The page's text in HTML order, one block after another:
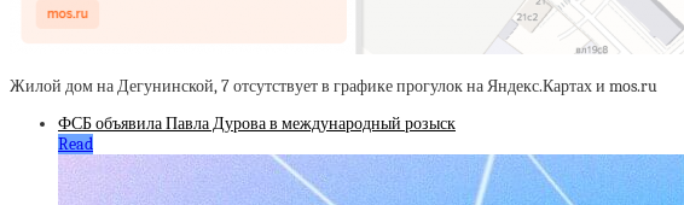
Жилой дом на Дегунинской, 7 отсутствует в графике прогулок на Яндекс.Картах и mos.ru
ФСБ объявила Павла Дурова в международный розыск
Read